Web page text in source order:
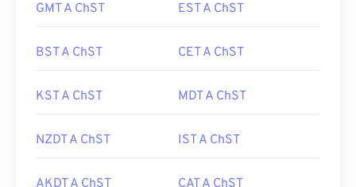
GMT A ChST EST A ChST
BST A ChST CET A ChST
KST A ChST MDT A ChST
NZDT A ChST IST A ChST
AKDT A ChST CAT A ChST